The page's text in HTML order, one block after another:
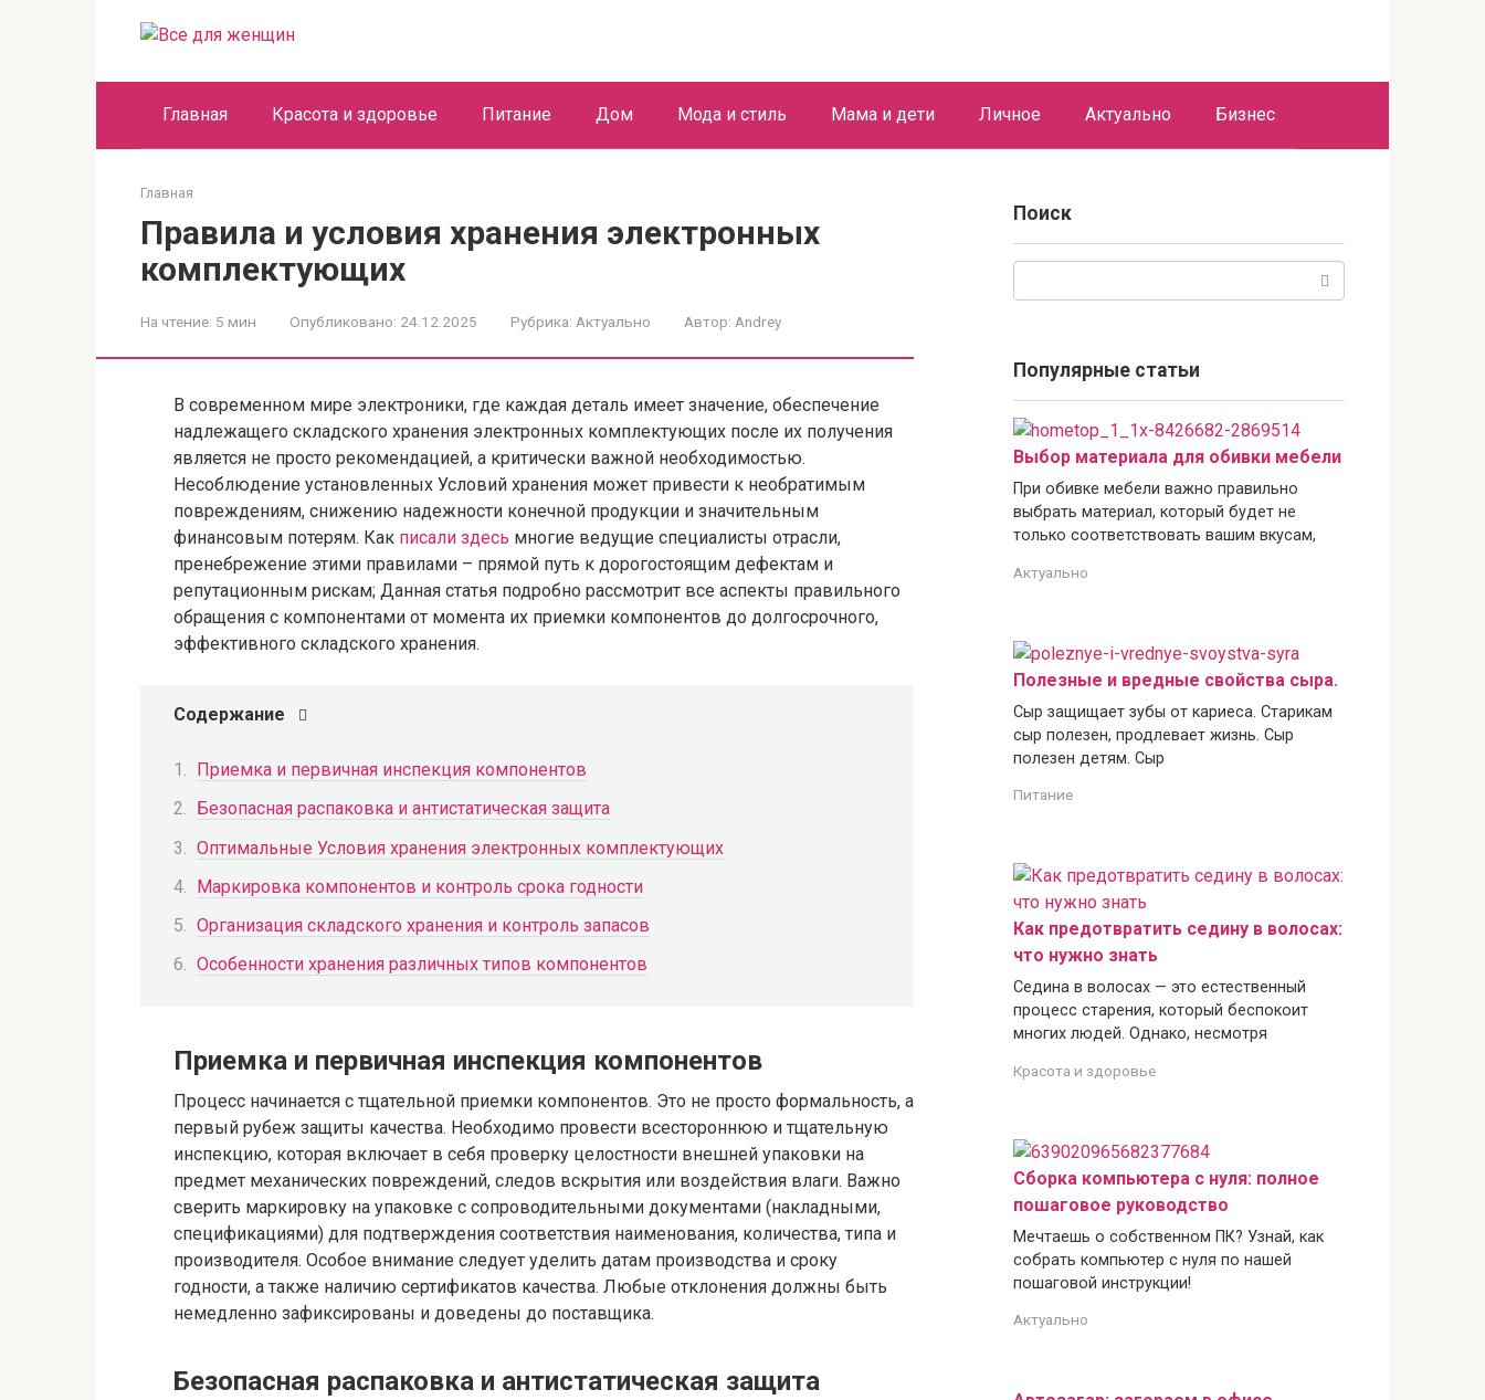
Главная Красота и здоровье Питание Дом Мода и стиль Мама и дети Личное Актуально Бизнес
Главная
Правила и условия хранения электронных
комплектующих
На чтение: 5 мин Опубликовано: 24.12.2025 Рубрика: Актуально Автор: Andrey
В современном мире электроники, где каждая деталь имеет значение, обеспечение
надлежащего складского хранения электронных комплектующих после их получения
является не просто рекомендацией, а критически важной необходимостью.
Несоблюдение установленных Условий хранения может привести к необратимым
повреждениям, снижению надежности конечной продукции и значительным
финансовым потерям. Как писали здесь многие ведущие специалисты отрасли,
пренебрежение этими правилами – прямой путь к дорогостоящим дефектам и
репутационным рискам; Данная статья подробно рассмотрит все аспекты правильного
обращения с компонентами от момента их приемки компонентов до долгосрочного,
эффективного складского хранения.
Содержание
Приемка и первичная инспекция компонентов
Безопасная распаковка и антистатическая защита
Оптимальные Условия хранения электронных комплектующих
Маркировка компонентов и контроль срока годности
Организация складского хранения и контроль запасов
Особенности хранения различных типов компонентов
Приемка и первичная инспекция компонентов
Процесс начинается с тщательной приемки компонентов. Это не просто формальность, а
первый рубеж защиты качества. Необходимо провести всестороннюю и тщательную
инспекцию, которая включает в себя проверку целостности внешней упаковки на
предмет механических повреждений, следов вскрытия или воздействия влаги. Важно
сверить маркировку на упаковке с сопроводительными документами (накладными,
спецификациями) для подтверждения соответствия наименования, количества, типа и
производителя. Особое внимание следует уделить датам производства и сроку
годности, а также наличию сертификатов качества. Любые отклонения должны быть
немедленно зафиксированы и доведены до поставщика.
Безопасная распаковка и антистатическая защита
Поиск
Популярные статьи
Выбор материала для обивки мебели
При обивке мебели важно правильно
выбрать материал, который будет не
только соответствовать вашим вкусам,
Актуально
Полезные и вредные свойства сыра.
Сыр защищает зубы от кариеса. Старикам
сыр полезен, продлевает жизнь. Сыр
полезен детям. Сыр
Питание
Как предотвратить седину в волосах:
что нужно знать
Седина в волосах — это естественный
процесс старения, который беспокоит
многих людей. Однако, несмотря
Красота и здоровье
Сборка компьютера с нуля: полное
пошаговое руководство
Мечтаешь о собственном ПК? Узнай, как
собрать компьютер с нуля по нашей
пошаговой инструкции!
Актуально